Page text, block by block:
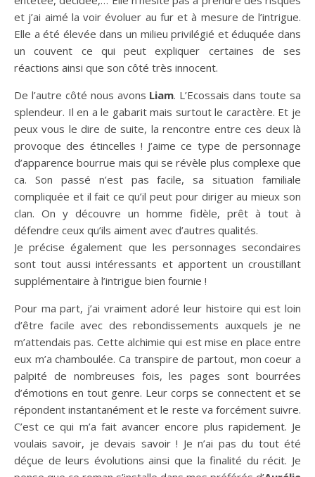
et j’ai aimé la voir évoluer au fur et à mesure de l’intrigue.
Elle a été élevée dans un milieu privilégié et éduquée dans
un couvent ce qui peut expliquer certaines de ses
réactions ainsi que son côté très innocent.
De l’autre côté nous avons Liam. L’Ecossais dans toute sa
splendeur. Il en a le gabarit mais surtout le caractère. Et je
peux vous le dire de suite, la rencontre entre ces deux là
provoque des étincelles ! J’aime ce type de personnage
d’apparence bourrue mais qui se révèle plus complexe que
ca. Son passé n’est pas facile, sa situation familiale
compliquée et il fait ce qu’il peut pour diriger au mieux son
clan. On y découvre un homme fidèle, prêt à tout à
défendre ceux qu’ils aiment avec d’autres qualités.
Je précise également que les personnages secondaires
sont tout aussi intéressants et apportent un croustillant
supplémentaire à l’intrigue bien fournie !
Pour ma part, j’ai vraiment adoré leur histoire qui est loin
d’être facile avec des rebondissements auxquels je ne
m’attendais pas. Cette alchimie qui est mise en place entre
eux m’a chamboulée. Ca transpire de partout, mon coeur a
palpité de nombreuses fois, les pages sont bourrées
d’émotions en tout genre. Leur corps se connectent et se
répondent instantanément et le reste va forcément suivre.
C’est ce qui m’a fait avancer encore plus rapidement. Je
voulais savoir, je devais savoir ! Je n’ai pas du tout été
déçue de leurs évolutions ainsi que la finalité du récit. Je